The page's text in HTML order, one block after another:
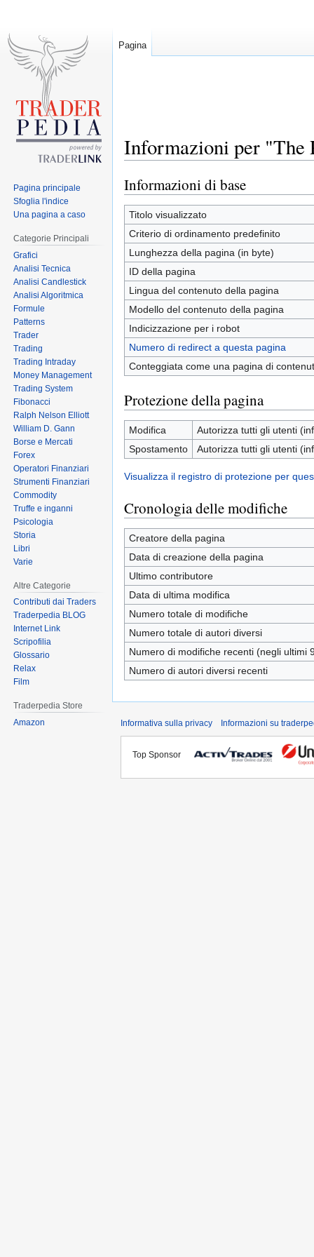
Informazioni per "The
Jump
to
navigation
Jump
to
search
Informazioni di base
Titolo visualizzato
Criterio di ordinamento predefinito
Lunghezza della pagina (in byte)
ID della pagina
Lingua del contenuto della pagina
Modello del contenuto della pagina
Indicizzazione per i robot
Numero di redirect a questa pagina
Conteggiata come una pagina di
Protezione della pagina
Modifica
Autorizza tutti gli utenti
Spostamento
Autorizza tutti gli utenti
Visualizza il registro di protezione per
Cronologia delle modifiche
Creatore della pagina
Data di creazione della pagina
Ultimo contributore
Data di ultima modifica
Numero totale di modifiche
Numero totale di autori diversi
Numero di modifiche recenti (negli ultimi
Numero di autori diversi recenti
Pagina
Pagina principale
Sfoglia l'indice
Una pagina a caso
Categorie Principali
Grafici
Analisi Tecnica
Analisi Candlestick
Analisi Algoritmica
Formule
Patterns
Trader
Trading
Trading Intraday
Money Management
Trading System
Fibonacci
Ralph Nelson Elliott
William D. Gann
Borse e Mercati
Forex
Operatori Finanziari
Strumenti Finanziari
Commodity
Truffe e inganni
Psicologia
Storia
Libri
Varie
Altre Categorie
Contributi dai Traders
Traderpedia BLOG
Internet Link
Scripofilia
Glossario
Relax
Film
Traderpedia Store
Amazon
Informativa sulla privacy Informazioni su
Top Sponsor